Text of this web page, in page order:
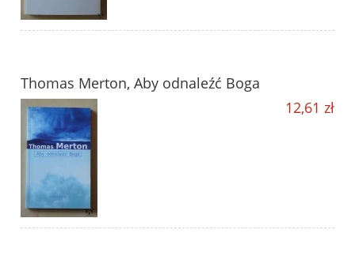
Thomas Merton, Aby odnaleźć Boga
12,61 zł